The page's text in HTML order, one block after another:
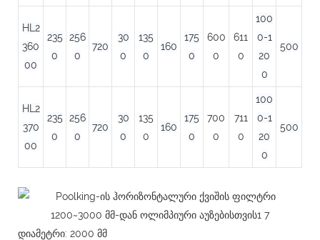
HL2
360
00
235
0
256
0
720
30
0
135
0
160
175
0
600
0
611
0
100
0-1
20
0
500
HL2
370
00
235
0
256
0
720
30
0
135
0
160
175
0
700
0
711
0
100
0-1
20
0
500
დიამეტრი: 2000 მმ